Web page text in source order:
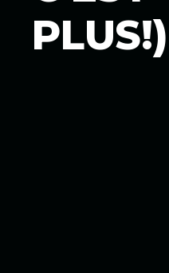
PLUS!)